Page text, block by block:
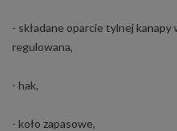
- składane oparcie tylnej
regulowana,
- hak,
- koło zapasowe,